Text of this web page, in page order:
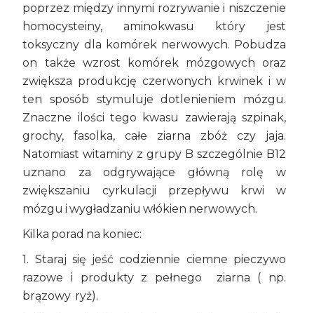
poprzez między innymi rozrywanie i niszczenie
homocysteiny, aminokwasu który jest
toksyczny dla komórek nerwowych. Pobudza
on także wzrost komórek mózgowych oraz
zwiększa produkcję czerwonych krwinek i w
ten sposób stymuluje dotlenieniem mózgu.
Znaczne ilości tego kwasu zawierają szpinak,
grochy, fasolka, całe ziarna zbóż czy jaja.
Natomiast witaminy z grupy B szczególnie B12
uznano za odgrywające główną rolę w
zwiększaniu cyrkulacji przepływu krwi w
mózgu i wygładzaniu włókien nerwowych.
Kilka porad na koniec:
1. Staraj się jeść codziennie ciemne pieczywo
razowe i produkty z pełnego ziarna ( np.
brązowy ryż).